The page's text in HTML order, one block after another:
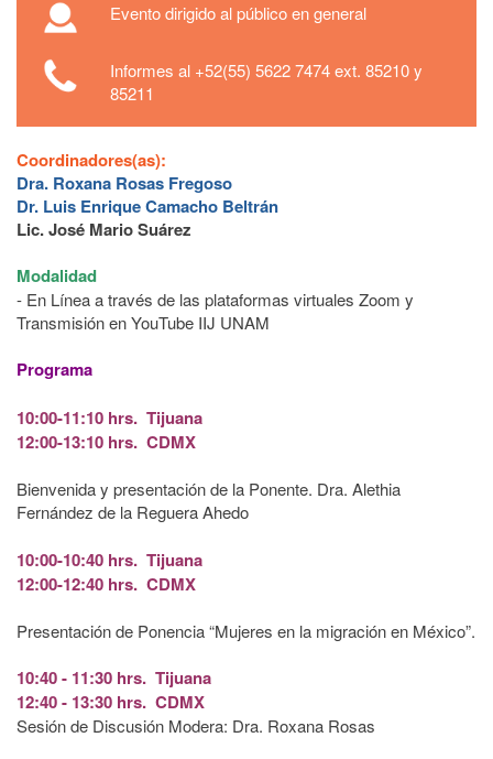
Evento dirigido al público en general
Informes al +52(55) 5622 7474 ext. 85210 y
85211
Coordinadores(as):
Dra. Roxana Rosas Fregoso
Dr. Luis Enrique Camacho Beltrán
Lic. José Mario Suárez
Modalidad
- En Línea a través de las plataformas virtuales Zoom y
Transmisión en YouTube IIJ UNAM
Programa
10:00-11:10 hrs. Tijuana
12:00-13:10 hrs. CDMX
Bienvenida y presentación de la Ponente. Dra. Alethia
Fernández de la Reguera Ahedo
10:00-10:40 hrs. Tijuana
12:00-12:40 hrs. CDMX
Presentación de Ponencia “Mujeres en la migración en México”.
10:40 - 11:30 hrs. Tijuana
12:40 - 13:30 hrs. CDMX
Sesión de Discusión Modera: Dra. Roxana Rosas